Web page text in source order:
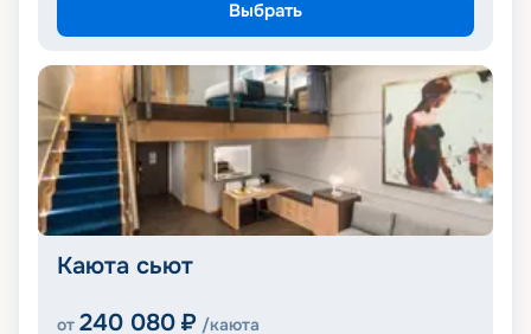
Выбрать
Каюта сьют
от 240 080 ₽ /каюта